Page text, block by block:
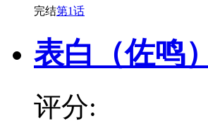
完结第1话
表白（佐鸣）
评分: